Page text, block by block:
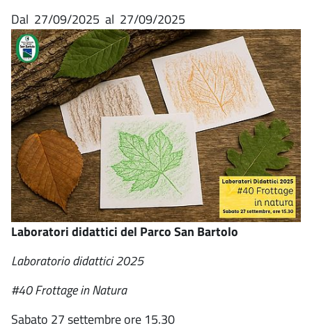
Dal 27/09/2025 al 27/09/2025
Laboratori didattici del Parco San Bartolo
Laboratorio didattici 2025
#40 Frottage in Natura
Sabato 27 settembre ore 15.30